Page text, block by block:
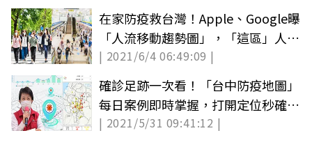
在家防疫救台灣！Apple、Google曝
「人流移動趨勢圖」，「這區」人最
多
| 2021/6/4 06:49:09 |
確診足跡一次看！「台中防疫地圖」
每日案例即時掌握，打開定位秒確認
危險熱區
| 2021/5/31 09:41:12 |